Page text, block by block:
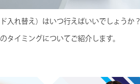
入れ替え）はいつ行えばいいでしょうか？
タイミングについてご紹介します。